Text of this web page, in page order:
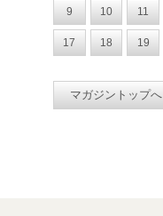
9 10 11
17 18 19
マガジントップへ